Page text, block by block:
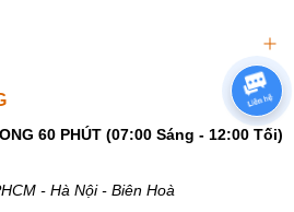
60 PHÚT (07:00 Sáng - 12:00 Tối)
- Hà Nội - Biên Hoà